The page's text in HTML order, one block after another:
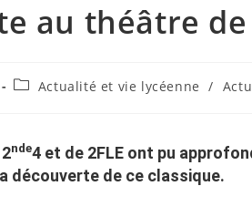
au théâtre
Actualité et vie lycéenne /
nde4 et de 2FLE ont pu
découverte de ce classique.